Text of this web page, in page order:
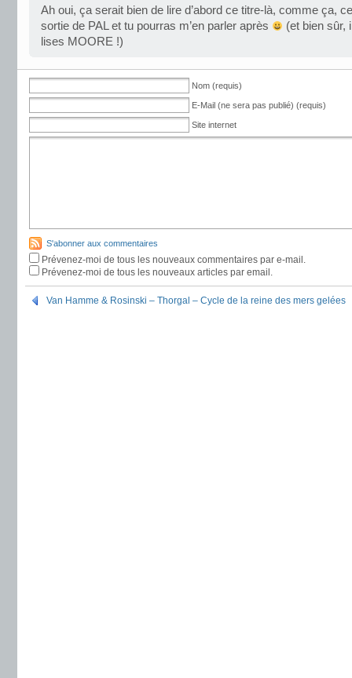
Ah oui, ça serait bien de lire d’abord ce titre-là, comme ça,
sortie de PAL et tu pourras m’en parler après
(et bien sûr,
lises MOORE !)
Nom (requis)
E-Mail (ne sera pas publié) (requis)
Site internet
S'abonner aux commentaires
Prévenez-moi de tous les nouveaux commentaires par e-mail.
Prévenez-moi de tous les nouveaux articles par email.
Van Hamme & Rosinski – Thorgal – Cycle de la reine des mers gelées